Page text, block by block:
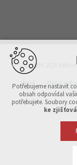
© Copyright 2026
Úvod Mapa webu
Potřebujeme nastavit
obsah odpovídal
potřebujete. Soubory
ke